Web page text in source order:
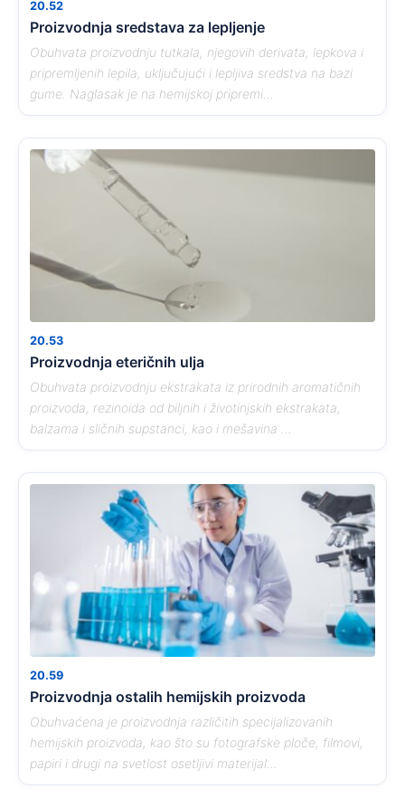
20.52
Proizvodnja sredstava za lepljenje
Obuhvata proizvodnju tutkala, njegovih derivata, lepkova i
pripremljenih lepila, uključujući i lepljiva sredstva na bazi
gume. Naglasak je na hemijskoj pripremi...
20.53
Proizvodnja eteričnih ulja
Obuhvata proizvodnju ekstrakata iz prirodnih aromatičnih
proizvoda, rezinoida od biljnih i životinjskih ekstrakata,
balzama i sličnih supstanci, kao i mešavina ...
20.59
Proizvodnja ostalih hemijskih proizvoda
Obuhvaćena je proizvodnja različitih specijalizovanih
hemijskih proizvoda, kao što su fotografske ploče, filmovi,
papiri i drugi na svetlost osetljivi materijal...